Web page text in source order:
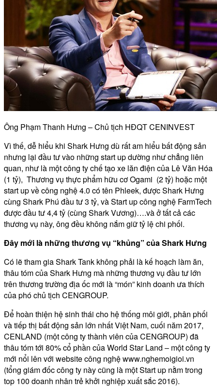
Ông Phạm Thanh Hưng – Chủ tịch HĐQT CENINVEST
Vì thế, dễ hiểu khi Shark Hưng dù rất am hiểu bất động sản
nhưng lại đầu tư vào những start up dường như chẳng liên
quan, như là một công ty chế tạo xe lăn điện của Lê Văn Hóa
(1 tỷ), Thương vụ thực phẩm hữu cơ Ogami (2 tỷ) hoặc một
start up về công nghệ 4.0 có tên Phleek, được Shark Hưng
cùng Shark Phú đầu tư 3 tỷ, và Start up công nghệ FarmTech
được đầu tư 4,4 tỷ (cùng Shark Vương)….và ở tất cả các
thương vụ này, ông đều không nắm giữ tỷ lệ chi phối.
Đây mới là những thương vụ “khủng” của Shark Hưng
Có lẽ tham gia Shark Tank không phải là kế hoạch làm ăn,
thâu tóm của Shark Hưng mà những thương vụ đầu tư lớn
trên thương trường địa ốc mới là “món” kinh doanh ưa thích
của phó chủ tịch CENGROUP.
Để hoàn thiện hệ sinh thái cho hệ thống môi giới, phân phối
và tiếp thị bất động sản lớn nhất Việt Nam, cuối năm 2017,
CENLAND (một công ty thành viên của CENGROUP) đã
thâu tóm tới 80% cổ phần của World Star Land – một công ty
mới nổi lên với website công nghệ www.nghemoigioi.vn
(tổng giám đốc công ty này cũng là một Start up nằm trong
top 100 doanh nhân trẻ khởi nghiệp xuất sắc 2016).